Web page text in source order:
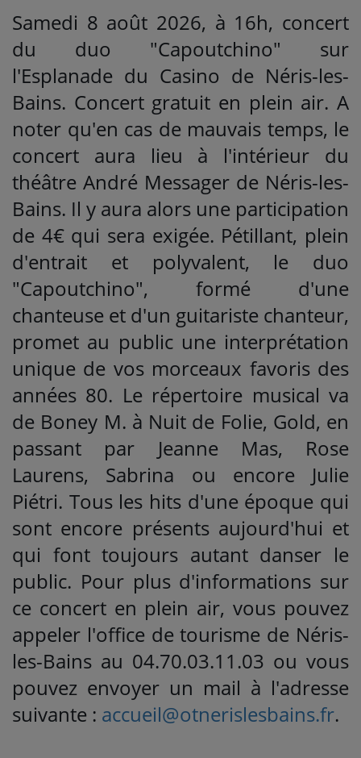
Samedi 8 août 2026, à 16h, concert
du duo "Capoutchino" sur
l'Esplanade du Casino de Néris-les-
Bains. Concert gratuit en plein air. A
noter qu'en cas de mauvais temps, le
concert aura lieu à l'intérieur du
théâtre André Messager de Néris-les-
Bains. Il y aura alors une participation
de 4€ qui sera exigée. Pétillant, plein
d'entrait et polyvalent, le duo
"Capoutchino", formé d'une
chanteuse et d'un guitariste chanteur,
promet au public une interprétation
unique de vos morceaux favoris des
années 80. Le répertoire musical va
de Boney M. à Nuit de Folie, Gold, en
passant par Jeanne Mas, Rose
Laurens, Sabrina ou encore Julie
Piétri. Tous les hits d'une époque qui
sont encore présents aujourd'hui et
qui font toujours autant danser le
public. Pour plus d'informations sur
ce concert en plein air, vous pouvez
appeler l'office de tourisme de Néris-
les-Bains au 04.70.03.11.03 ou vous
pouvez envoyer un mail à l'adresse
suivante : accueil@otnerislesbains.fr.